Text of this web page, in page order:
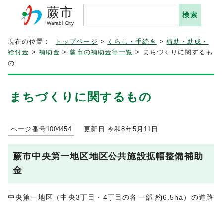
蕨市
Warabi City
現在の位置： トップページ > くらし・手続き >補助・助成・
給付金 >補助金 > 蕨市の補助金等一覧 > まちづくりに関するも
の
まちづくりに関するもの
ページ番号1004454 更新日 令和8年5月 11 日
蕨市中央第一地区地区公共施設拡幅整備補助
金
中央第一地区（中央3丁目・4丁目の各一部 約6.5ha）の道路